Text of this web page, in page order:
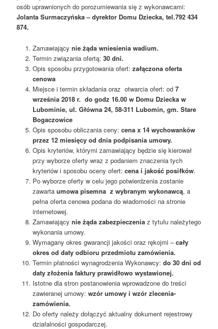
osób uprawnionych do porozumiewania się z wykonawcami:
Jolanta Surmaczyńska – dyrektor Domu Dziecka, tel.792 434
874.
Zamawiający nie żąda wniesienia wadium.
Termin związania ofertą: 30 dni.
Opis sposobu przygotowania ofert: załączona oferta
cenowa
Miejsce i termin składania oraz otwarcia ofert: od 7
września 2018 r. do godz 16.00 w Domu Dziecka w
Lubominie, ul. Główna 24, 58-311 Lubomin, gm. Stare
Bogaczowice
Opis sposobu obliczania ceny: cena x 14 wychowanków
przez 12 miesięcy od dnia podpisania umowy.
Opis kryteriów, którymi zamawiający będzie się kierował
przy wyborze oferty wraz z podaniem znaczenia tych
kryteriów i sposobu oceny ofert: cena i jakość posiłków.
Po wyborze oferty w celu jego potwierdzenia zostanie
zawarta umowa pisemna z wybranym wykonawcą, a
pełna oferta cenowa podana do wiadomości na stronie
internetowej.
Zamawiający nie żąda zabezpieczenia z tytułu należytego
wykonania umowy.
Wymagany okres gwarancji jakości oraz rękojmi –cały
okres od daty odbioru przedmiotu zamówienia.
Termin płatności wynagrodzenia Wykonawcy: do 30 dni od
daty złożenia faktury prawidłowo wystawionej.
Istotne dla stron postanowienia wprowadzone do treści
zawieranej umowy: wzór umowy i wzór zlecenia-
zamówienia.
Do oferty należy dołączyć aktualny dokument rejestrowy
działalności gospodarczej.